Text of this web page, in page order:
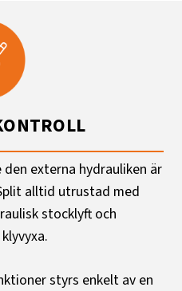
den externa hydrauliken är
alltid utrustad med
stocklyft och
styrs enkelt av en